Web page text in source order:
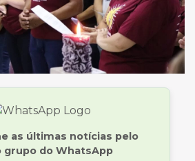
as últimas notícias pelo
grupo do WhatsApp